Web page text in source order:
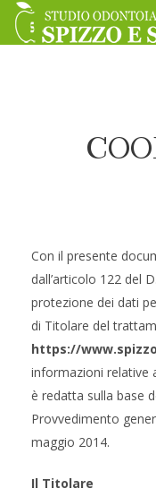
Con il presente
dall’articolo 122 del
protezione dei dati
di Titolare del
https://
informazioni relative
è redatta sulla base
Provvedimento
maggio 2014.
Il Titolare